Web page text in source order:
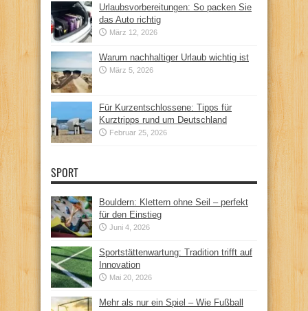
Urlaubsvorbereitungen: So packen Sie
das Auto richtig
März 12, 2026
Warum nachhaltiger Urlaub wichtig ist
März 5, 2026
Für Kurzentschlossene: Tipps für
Kurztripps rund um Deutschland
Februar 25, 2026
SPORT
Bouldern: Klettern ohne Seil – perfekt
für den Einstieg
Juni 4, 2026
Sportstättenwartung: Tradition trifft auf
Innovation
Mai 20, 2026
Mehr als nur ein Spiel – Wie Fußball